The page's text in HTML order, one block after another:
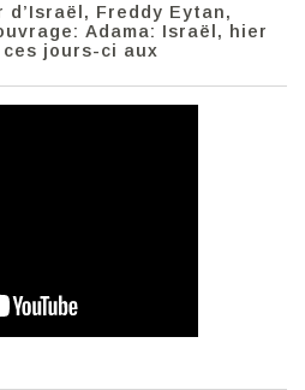
d’Israël, Freddy Eytan,
Adama: Israël, hier
jours-ci aux